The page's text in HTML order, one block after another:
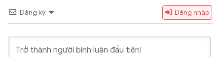
Đăng ký Đăng nhập